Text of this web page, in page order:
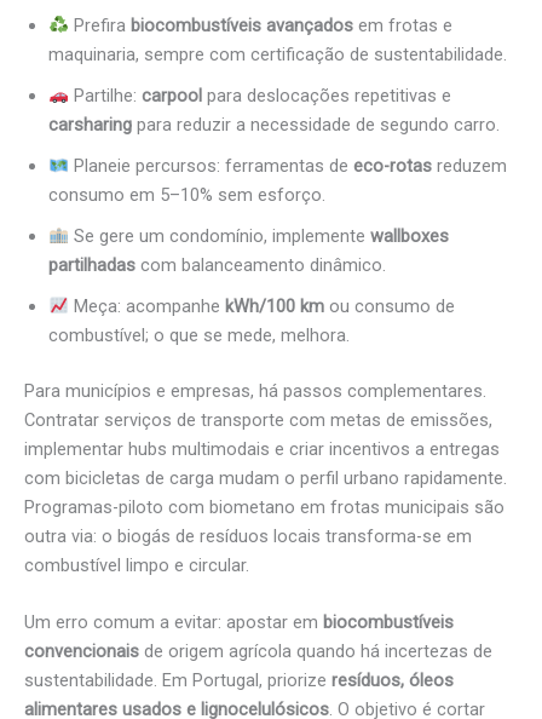
Prefira biocombustíveis avançadosem frotas e
maquinaria, sempre com certificação de sustentabilidade.
Partilhe: carpoolpara deslocações repetitivas e
carsharing para reduzir a necessidade de segundo carro.
Planeie percursos: ferramentas de eco-rotasreduzem
consumo em 5–10% sem esforço.
Se gere um condomínio, implemente wallboxes
partilhadas com balanceamento dinâmico.
Meça: acompanhe kWh/100 kmou consumo de
combustível; o que se mede, melhora.
Para municípios e empresas, há passos complementares.
Contratar serviços de transporte com metas de emissões,
implementar hubs multimodais e criar incentivos a entregas
com bicicletas de carga mudam o perfil urbano rapidamente.
Programas-piloto com biometano em frotas municipais são
outra via: o biogás de resíduos locais transforma-se em
combustível limpo e circular.
Um erro comum a evitar: apostar em biocombustíveis
convencionais de origem agrícola quando há incertezas de
sustentabilidade. Em Portugal, priorize resíduos, óleos
alimentares usados e lignocelulósicos. O objetivo é cortar